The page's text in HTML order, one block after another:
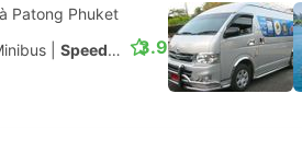
Patong Phuket
Speedboat + Van 3.9